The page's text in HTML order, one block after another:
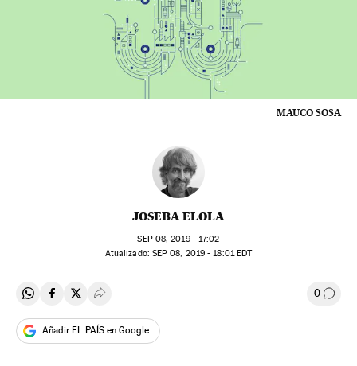
MAUCO SOSA
JOSEBA ELOLA
SEP08, 2019 - 17:02
atualizado: SEP 08, 2019 - 18:01EDT
Compartir en Whatsapp
Compartir en Facebook
Compartir en Twitter
Desplegar Redes Sociales 0
Añadir EL PAÍS en Google